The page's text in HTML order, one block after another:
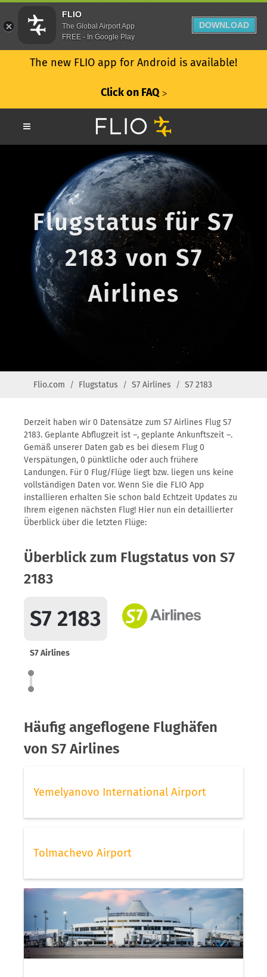
The new FLIO app for Android is available!
Click on FAQ ᐳ
Flugstatus für S7
2183 von S7
Airlines
Flio.com Flugstatus S7 Airlines S7 2183
Derzeit haben wir 0 Datensätze zum S7 Airlines Flug S7
2183. Geplante Abflugzeit ist –, geplante Ankunftszeit –.
Gemäß unserer Daten gab es bei diesem Flug 0
Verspätungen, 0 pünktliche oder auch frühere
Landungen. Für 0 Flug/Flüge liegt bzw. liegen uns keine
vollständigen Daten vor. Wenn Sie die FLIO App
installieren erhalten Sie schon bald Echtzeit Updates zu
Ihrem eigenen nächsten Flug! Hier nun ein detaillierter
Überblick über die letzten Flüge:
Überblick zum Flugstatus von S7
2183
S7 2183
S7 Airlines
Häufig angeflogene Flughäfen
von S7 Airlines
Yemelyanovo International Airport
Tolmachevo Airport
FLIO
The Global Airport App
FREE - In Google Play
DOWNLOAD